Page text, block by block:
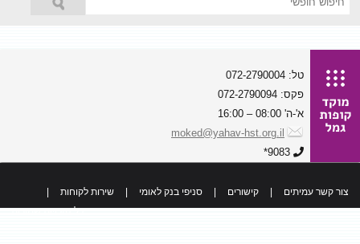
טל: 072-2790004
פקס: 072-2790094
א'-ה' 08:00 – 16:00
moked@yahav-hst.org.il
9083*
צור קשר עמיתים קישורים סניפי בנק לאומי שירות לקוחות
כל הזכויות שמורות